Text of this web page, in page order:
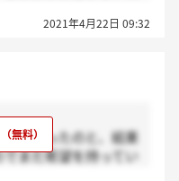
するとか2021年4月22日 09:32
なかったのと、結果
まだ希望を持ってい